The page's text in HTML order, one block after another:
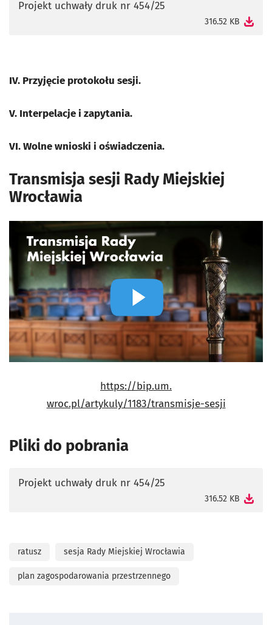
Projekt uchwały druk nr 454/25
316.52 KB
IV. Przyjęcie protokołu sesji.
V. Interpelacje i zapytania.
VI. Wolne wnioski i oświadczenia.
Transmisja sesji Rady Miejskiej
Wrocławia
https://bip.um.
wroc.pl/artykuly/1183/transmisje-sesji
Pliki do pobrania
Projekt uchwały druk nr 454/25
316.52 KB
ratusz sesja Rady Miejskiej Wrocławia
plan zagospodarowania przestrzennego